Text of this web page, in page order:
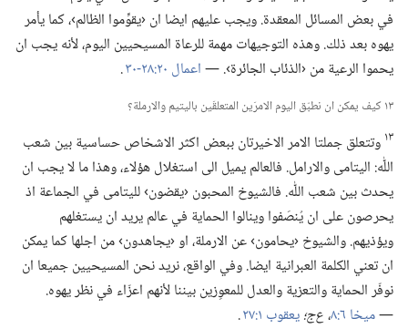
في بعض المسائل المعقدة.‏ ويجب عليهم ايضا ان ‹يقوِّموا الظالم›،‏ كما يأمر
يهوه بعد ذلك.‏ وهذه التوجيهات مهمة للرعاة المسيحيين اليوم،‏ لأنه يجب ان
يحموا الرعية من ‹الذئاب الجائرة›.‏ —‏اعمال ٢٠:‏​٢٨-‏٣٠ .‏
١٣ كيف يمكن ان نطبّق اليوم الامرَين المتعلقَين باليتيم والارملة؟‏
١٣ وتتعلق جملتا الامر الاخيرتان ببعض اكثر الاشخاص حساسية بين شعب
اللّٰه:‏ اليتامى والارامل.‏ فالعالم يميل الى استغلال هؤلاء،‏ وهذا ما لا يجب ان
يحدث بين شعب اللّٰه.‏ فالشيوخ المحبون ‹يقضون› لليتامى في الجماعة اذ
يحرصون على ان يُنصَفوا وينالوا الحماية في عالم يريد ان يستغلهم
ويؤذيهم.‏ والشيوخ ‹يحامون› عن الارملة،‏ او ‹يجاهدون› من اجلها كما يمكن
ان تعني الكلمة العبرانية ايضا.‏ وفي الواقع،‏ نريد نحن المسيحيين جميعا ان
نوفّر الحماية والتعزية والعدل للمعوِزين بيننا لأنهم اعزّاء في نظر يهوه.‏
—‏ميخا ٦:‏٨ ‏،‏ع‌ج؛‏يعقوب ١:‏٢٧ .‏